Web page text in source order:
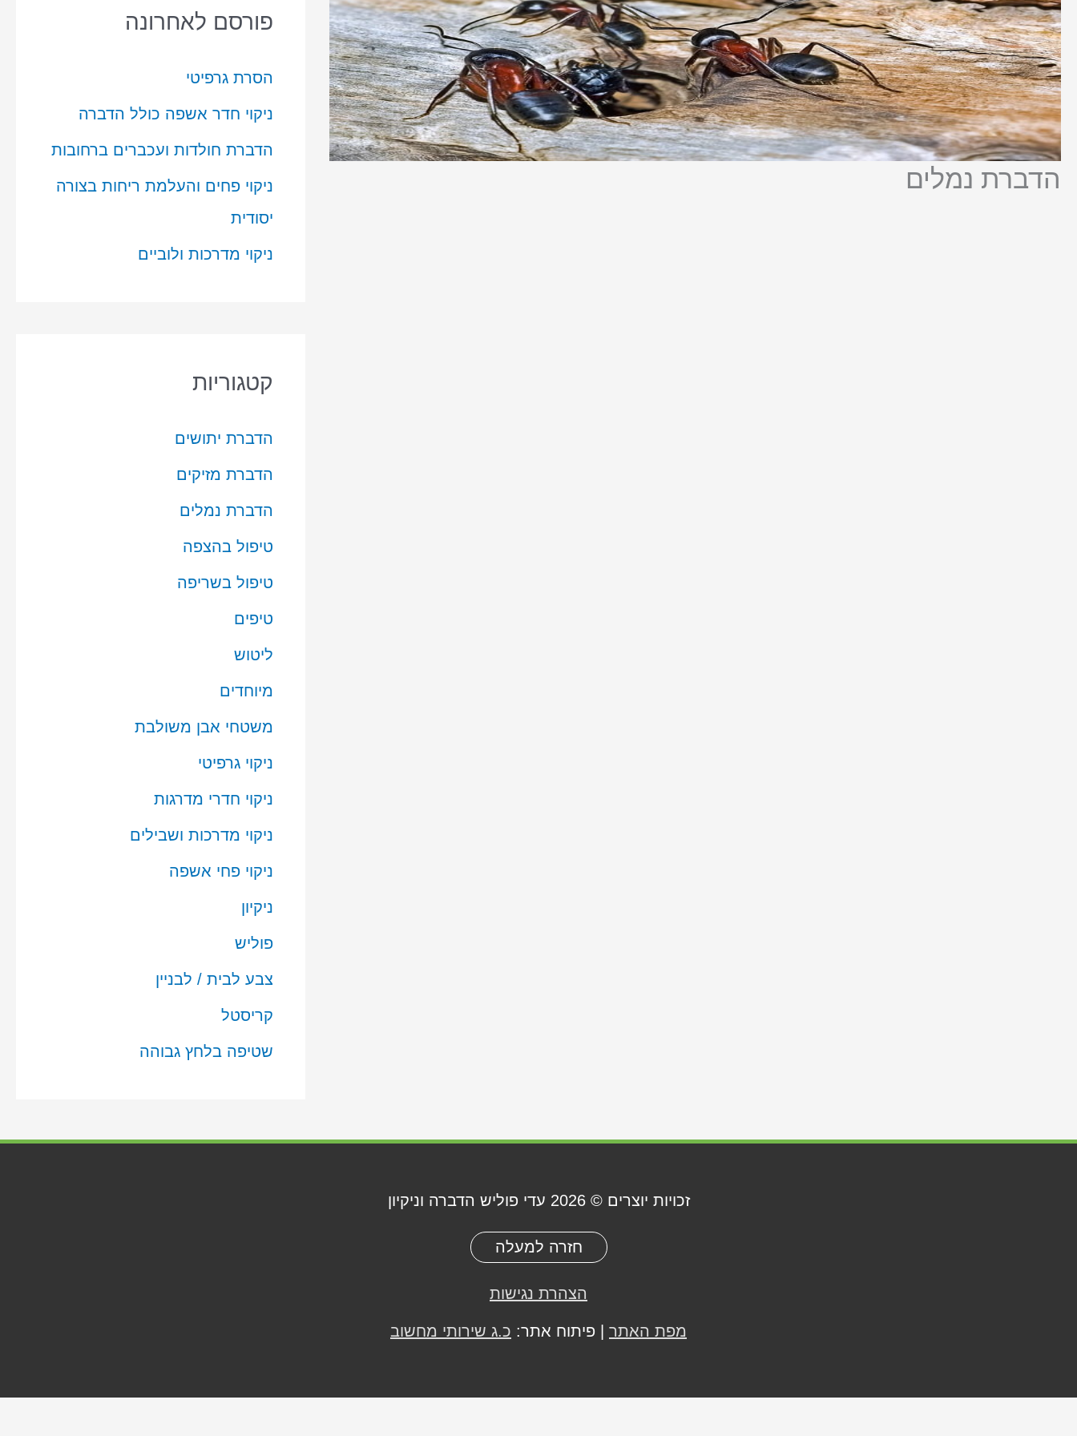
הדברת נמלים
פורסם לאחרונה
הסרת גרפיטי
ניקוי חדר אשפה כולל הדברה
הדברת חולדות ועכברים ברחובות
ניקוי פחים והעלמת ריחות בצורה
יסודית
ניקוי מדרכות ולוביים
קטגוריות
הדברת יתושים
הדברת מזיקים
הדברת נמלים
טיפול בהצפה
טיפול בשריפה
טיפים
ליטוש
מיוחדים
משטחי אבן משולבת
ניקוי גרפיטי
ניקוי חדרי מדרגות
ניקוי מדרכות ושבילים
ניקוי פחי אשפה
ניקיון
פוליש
צבע לבית / לבניין
קריסטל
שטיפה בלחץ גבוהה
זכויות יוצרים © 2026 עדי פוליש הדברה וניקיון
חזרה למעלה
הצהרת נגישות
מפת האתר | פיתוח אתר: כ.ג שירותי מחשוב